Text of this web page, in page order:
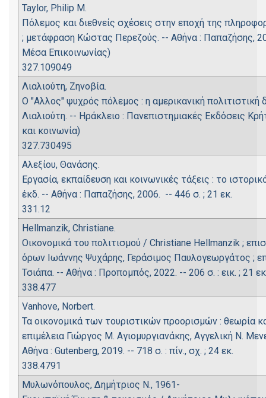
Taylor, Philip M.
Πόλεμος και διεθνείς σχέσεις στην εποχή της
; μετάφραση Κώστας Περεζούς. -- Αθήνα : Παπαζήσης,
Μέσα Επικοινωνίας)
327.109049
Λιαλιούτη, Ζηνοβία.
Ο "Αλλος" ψυχρός πόλεμος : η αμερικανική
Λιαλιούτη. -- Ηράκλειο : Πανεπιστημιακές Εκδόσεις
και κοινωνία)
327.730495
Αλεξίου, Θανάσης.
Εργασία, εκπαίδευση και κοινωνικές τάξεις : το
έκδ. -- Αθήνα : Παπαζήσης, 2006. -- 446 σ. ; 21 εκ.
331.12
Hellmanzik, Christiane.
Οικονομικά του πολιτισμού / Christiane Hellmanzik ;
όρων Ιωάννης Ψυχάρης, Γεράσιμος Παυλογεωργάτος ;
Τσιάπα. -- Αθήνα : Προπομπός, 2022. -- 206 σ. : εικ. ; 21
338.477
Vanhove, Norbert.
Τα οικονομικά των τουριστικών προορισμών : θεωρία
επιμέλεια Γιώργος Μ. Αγιομυργιανάκης, Αγγελική Ν.
Αθήνα : Gutenberg, 2019. -- 718 σ. : πίν., σχ. ; 24 εκ.
338.4791
Μυλωνόπουλος, Δημήτριος Ν., 1961-